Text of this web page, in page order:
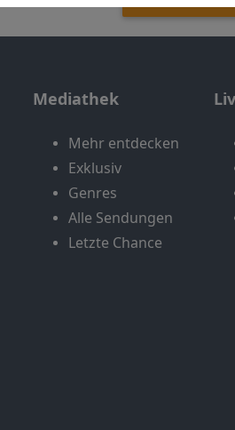
Mediathek
Mehr entdecken
Exklusiv
Genres
Alle Sendungen
Letzte Chance